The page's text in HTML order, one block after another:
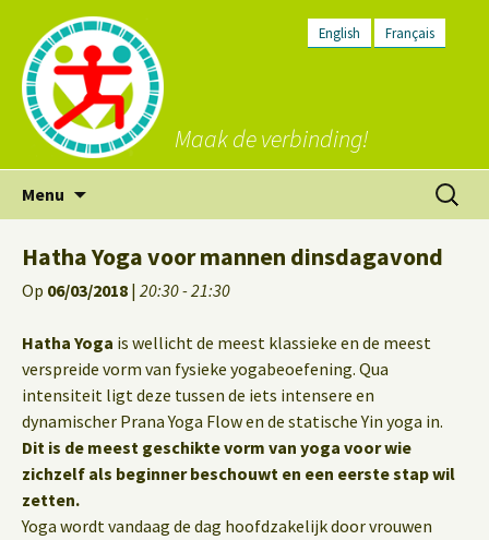
English Français
Maak de verbinding!
Menu
inhoud
Zoeken
naar:
Hatha Yoga voor mannen dinsdagavond
Op 06/03/2018 | 20:30 - 21:30
Hatha Yoga is wellicht de meest klassieke en de meest
verspreide vorm van fysieke yogabeoefening. Qua
intensiteit ligt deze tussen de iets intensere en
dynamischer Prana Yoga Flow en de statische Yin yoga in.
Dit is de meest geschikte vorm van yoga voor wie
zichzelf als beginner beschouwt en een eerste stap wil
zetten.
Yoga wordt vandaag de dag hoofdzakelijk door vrouwen